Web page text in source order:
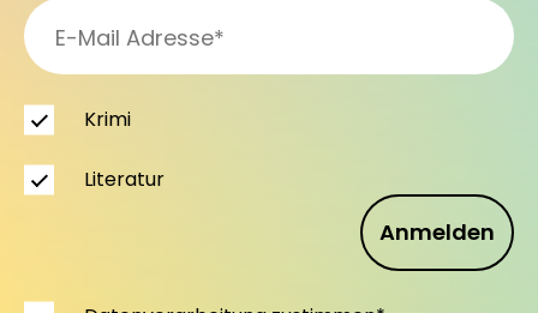
Anmelden
Krimi
Literatur